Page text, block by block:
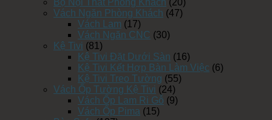
Bộ Nội Thất Phòng Khách (20)
Vách Ngăn Phòng Khách (47)
Vách Lam (17)
Vách Ngăn CNC (30)
Kệ Tivi (81)
Kệ Tivi Đặt Dưới Sàn (16)
Kệ Tivi Kết Hợp Bàn Làm Việc (6)
Kệ Tivi Treo Tường (55)
Vách Ốp Tường Kệ Tivi (24)
Vách Ốp Lam Ri Gỗ (9)
Vách Ốp Pima (15)